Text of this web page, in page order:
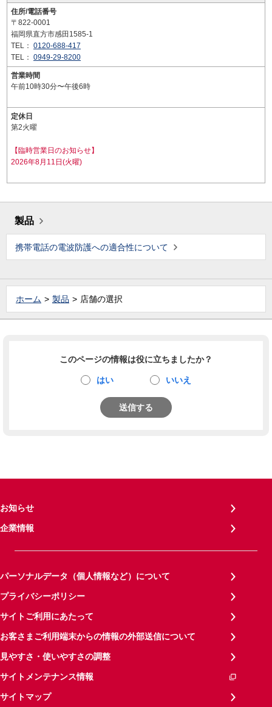
住所/電話番号
〒822-0001
福岡県直方市感田1585-1
TEL： 0120-688-417
TEL： 0949-29-8200
営業時間
午前10時30分〜午後6時
定休日
第2火曜
【臨時営業日のお知らせ】
2026年8月11日(火曜)
製品
携帯電話の電波防護への適合性について
ホーム 製品 店舗の選択
このページの情報は役に立ちましたか？
はい いいえ
送信する
お知らせ
企業情報
パーソナルデータ（個人情報など）について
プライバシーポリシー
サイトご利用にあたって
お客さまご利用端末からの情報の外部送信について
見やすさ・使いやすさの調整
サイトメンテナンス情報
サイトマップ